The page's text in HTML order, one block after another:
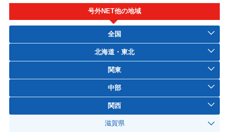
号外NET他の地域
全国
北海道・東北
関東
中部
関西
滋賀県